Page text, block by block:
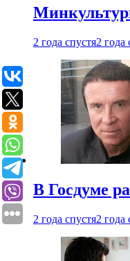
2 года спустя2 года
В Госдуме
2 года спустя2 года